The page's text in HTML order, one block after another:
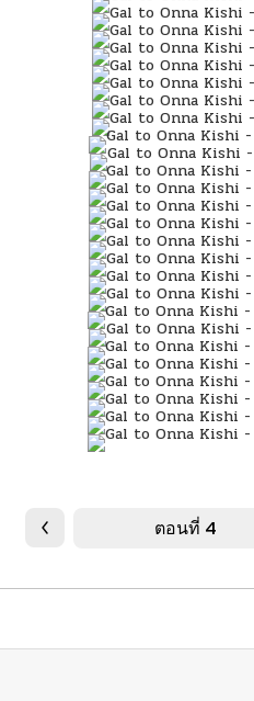
ตอนที่ 4